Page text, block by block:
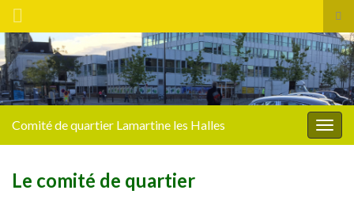
Search for:
Comité de quartier Lamartine les Halles
Le comité de quartier